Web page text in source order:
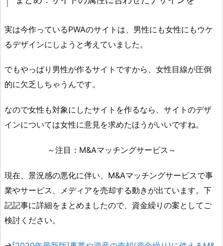
実は今作っているPWAのサイトは、男性にも女性にもウケ
るデザインにしようと考えていました。
でもやっぱり男性が作るサイトですから、女性目線が圧倒
的に欠乏しちゃうんです。
なので女性も対象にしたサイトを作るなら、サイトのデザ
インについては女性に意見を求めたほうがいいですね。
～注目：M&Aマッチングサービス～
現在、景況感の悪化に伴い、M&Aマッチングサービスで事
業やサービス、メディアを売却する動きが出ています。下
記記事に詳細をまとめましたので、資金繰りの案としてご
検討ください。